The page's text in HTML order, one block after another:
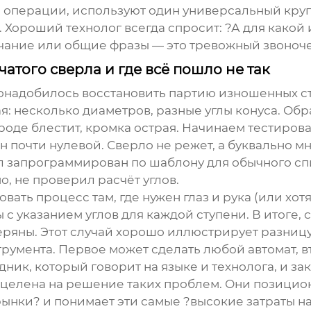
используют один универсальный круг
технолог всегда спросит: ?А для
или общие фразы — это тревожный
сверла и где всё пошло не так
восстановить партию изношенных
несколько диаметров, разные углы конуса.
блестит, кромка острая. Начинаем
почти нулевой. Сверло не режет, а буквально
по шаблону для обычного
не проверил расчёт углов.
процесс там, где нужен глаз и рука (или
указанием углов для каждой ступени. В итоге,
Этот случай хорошо иллюстрирует
Первое может сделать любой автомат,
который говорит на языке и технолога, и
на решение таких проблем. Они
и понимает эти самые ?высокие затраты